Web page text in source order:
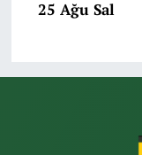
25 Ağu Sal